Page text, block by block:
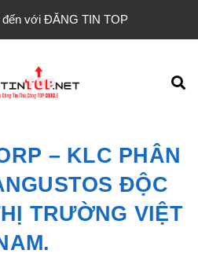
với ĐĂNG TIN TOP
– KLC PHÂN
ĐỘC
TRƯỜNG VIỆT